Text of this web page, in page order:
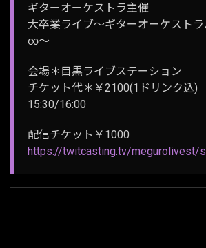
ギターオーケストラ主催
大卒業ライブ～ギターオーケスト
∞～
会場＊目黒ライブステーション
チケット代＊￥2100(1ドリンク込)
15:30/16:00
配信チケット￥1000
https://twitcasting.tv/megurolivest/